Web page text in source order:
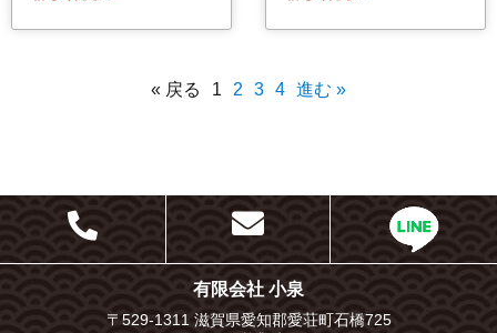
« 戻る 1 2 3 4 進む »
有限会社 小泉
〒529-1311 滋賀県愛知郡愛荘町石橋725